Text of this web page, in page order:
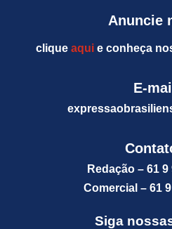
Anuncie
clique aquie conheça
E-
Redação – 61 9
Comercial – 61
Siga